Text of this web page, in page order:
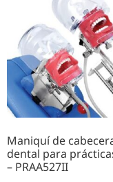
Maniquí de
dental para
– PRAA527II